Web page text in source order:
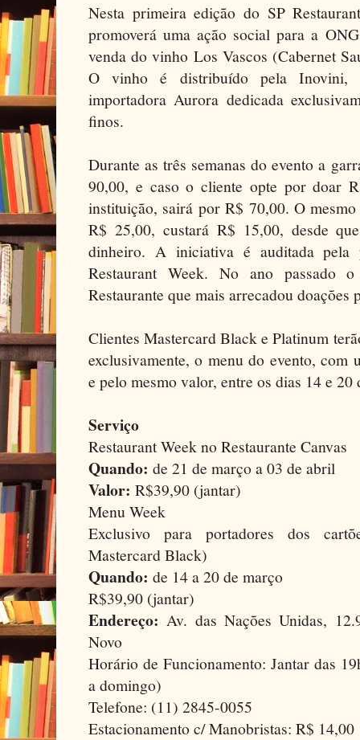
Nesta primeira edição do SP
promoverá uma ação social para a
venda do vinho Los Vascos (Cabernet
O vinho é distribuído pela Inovini,
importadora Aurora dedicada
finos.
Durante as três semanas do evento a
90,00, e caso o cliente opte por doar
instituição, sairá por R$ 70,00. O
R$ 25,00, custará R$ 15,00, desde
dinheiro. A iniciativa é auditada pela
Restaurant Week. No ano passado
Restaurante que mais arrecadou doações
Clientes Mastercard Black e Platinum
exclusivamente, o menu do evento, com
e pelo mesmo valor, entre os dias 14 e 20
Serviço
Restaurant Week no Restaurante Canvas
Quando: de 21 de março a 03 de abril
Valor: R$39,90 (jantar)
Menu Week
Exclusivo para portadores dos
Mastercard Black)
Quando: de 14 a 20 de março
R$39,90 (jantar)
Endereço:Av. das Nações Unidas,
Novo
Horário de Funcionamento: Jantar das
a domingo)
Telefone: (11) 2845-0055
Estacionamento c/ Manobristas: R$ 14,00